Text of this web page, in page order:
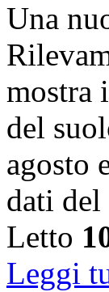
Una
mostra
del
agosto
dati
Letto
Leggi